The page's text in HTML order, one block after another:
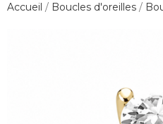
Accueil Boucles d'oreilles